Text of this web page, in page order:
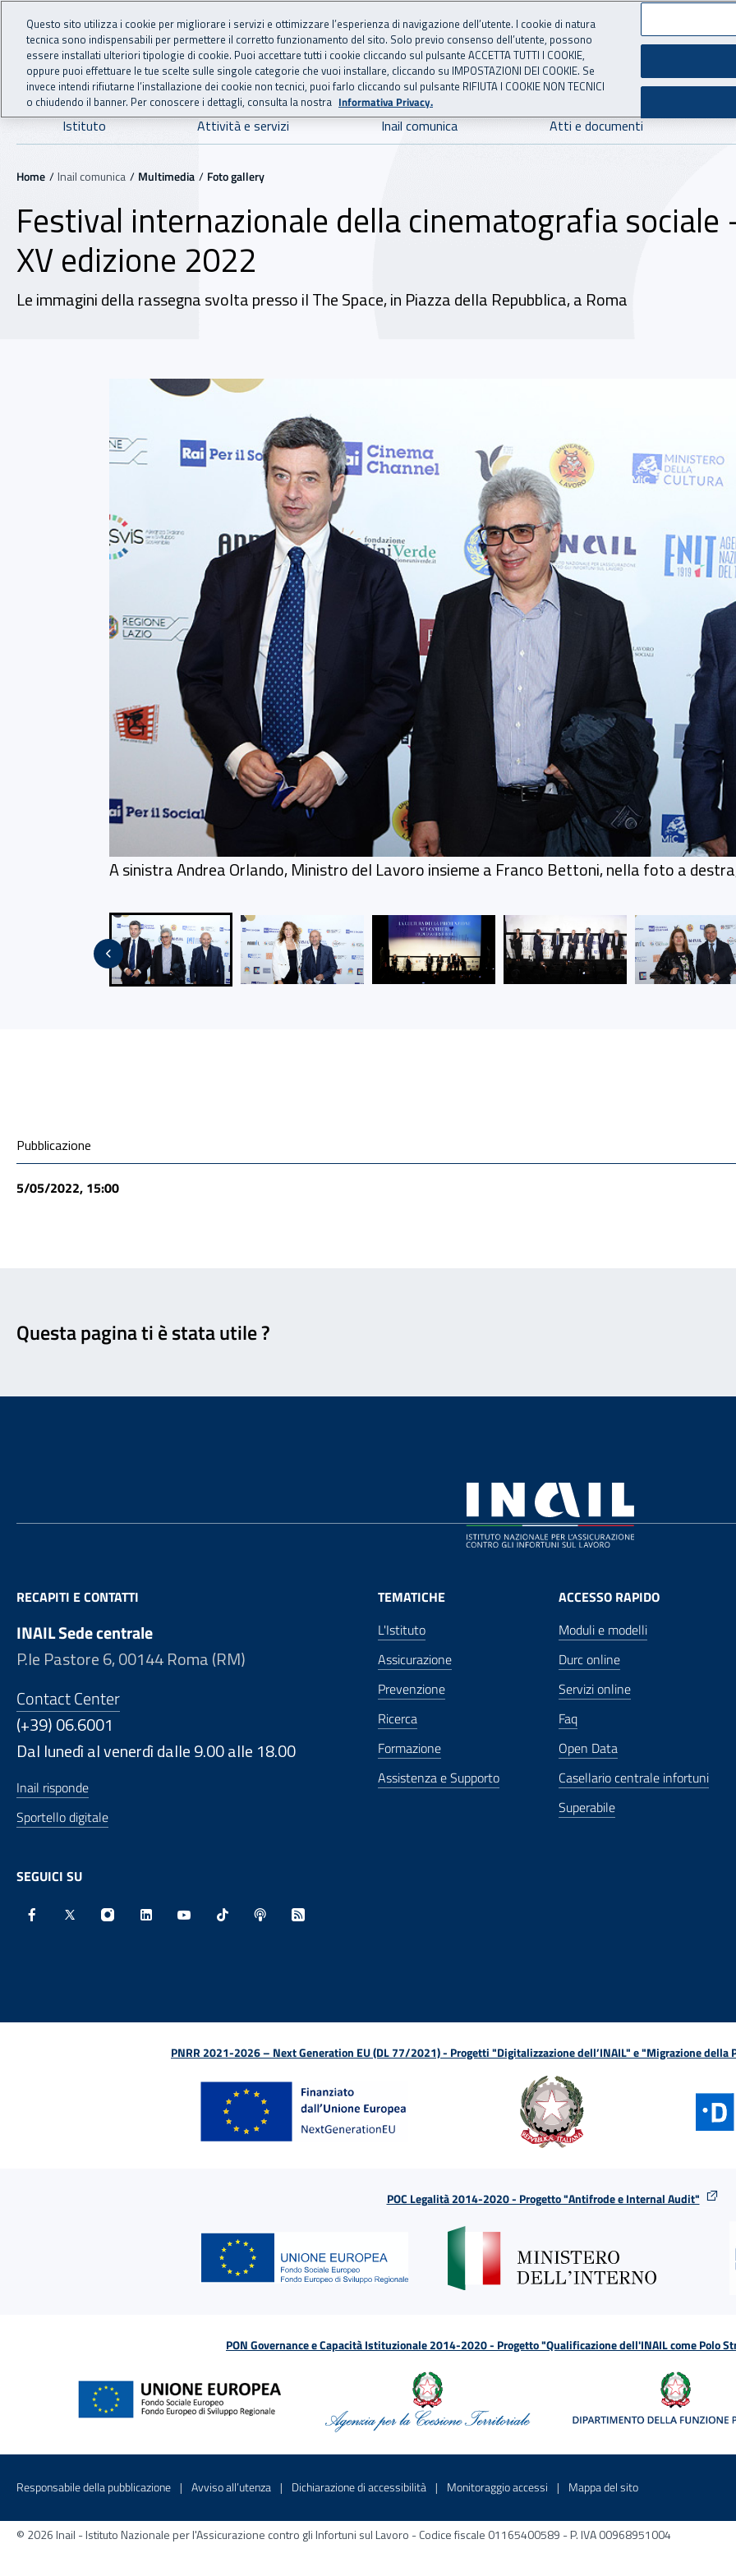
Vai al menu principale
Vai al contenuto principale
INAIL - Istituto Nazionale per l'Assicurazione
Navigazione principale
Istituto Attività e servizi Inail comunica Atti e documenti
Navigazione - Ti trovi in:
Home Inail comunica Multimedia Foto gallery
Festival internazionale della cinematografia sociale
XV edizione 2022
Le immagini della rassegna svolta presso il The Space, in Piazza della Repubblica, a Roma
Foto gallery
A sinistra Andrea Orlando, Ministro del Lavoro insieme a Franco Bettoni, nella foto a
Condivisione social
Pubblicazione
5/05/2022, 15:00
Questa pagina ti è stata utile ?
RECAPITI E CONTATTI
INAIL Sede centrale
P.le Pastore 6, 00144 Roma (RM)
Contact Center
(+39) 06.6001
Dal lunedì al venerdì dalle 9.00 alle 18.00
Inail risponde
Sportello digitale
SEGUICI SU
TEMATICHE
L'Istituto
Assicurazione
Prevenzione
Ricerca
Formazione
Assistenza e Supporto
ACCESSO RAPIDO
Moduli e modelli
Durc online
Servizi online
Faq
Open Data
Casellario centrale infortuni
Superabile
PNRR 2021-2026 – Next Generation EU (DL 77/2021) - Progetti "Digitalizzazione dell’INAIL" e "Migrazione della
POC Legalità 2014-2020 - Progetto "Antifrode e Internal Audit"
PON Governance e Capacità Istituzionale 2014-2020 - Progetto "Qualificazione dell'INAIL come Polo
Menu di servizio
Responsabile della pubblicazione Sito interno - Apre in una nuova finestra
Avviso all’utenza Sito interno - Apre in una nuova finestra
Dichiarazione di accessibilità Sito interno - Apre in una nuova finestra
Monitoraggio accessi Sito interno - Apre in una nuova
Mappa del sitoSito interno - Apre
© 2026 Inail - Istituto Nazionale per l'Assicurazione contro gli Infortuni sul Lavoro - Codice fiscale 01165400589 - P. IVA 00968951004
Questo sito utilizza i cookie per migliorare i servizi e ottimizzare l’esperienza di navigazione dell’utente. I cookie di natura
tecnica sono indispensabili per permettere il corretto funzionamento del sito. Solo previo consenso dell’utente, possono
essere installati ulteriori tipologie di cookie. Puoi accettare tutti i cookie cliccando sul pulsante ACCETTA TUTTI I COOKIE,
oppure puoi effettuare le tue scelte sulle singole categorie che vuoi installare, cliccando su IMPOSTAZIONI DEI COOKIE. Se
invece intendi rifiutarne l’installazione dei cookie non tecnici, puoi farlo cliccando sul pulsante RIFIUTA I COOKIE NON TECNICI
o chiudendo il banner. Per conoscere i dettagli, consulta la nostra Informativa Privacy.